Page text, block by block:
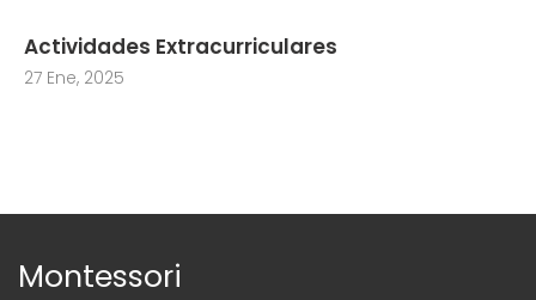
Actividades Extracurriculares
27 Ene, 2025
Montessori